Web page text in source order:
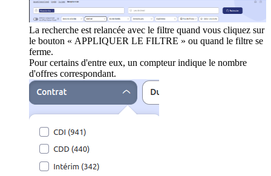
La recherche est relancée avec le filtre quand vous cliquez sur
le bouton « APPLIQUER LE FILTRE » ou quand le filtre se
ferme.
Pour certains d'entre eux, un compteur indique le nombre
d'offres correspondant.